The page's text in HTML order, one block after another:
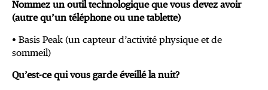
Nommez un outil technologique que vous devez avoir
(autre qu’un téléphone ou une tablette)
• Basis Peak (un capteur d’activité physique et de
sommeil)
Qu’est-ce qui vous garde éveillé la nuit?